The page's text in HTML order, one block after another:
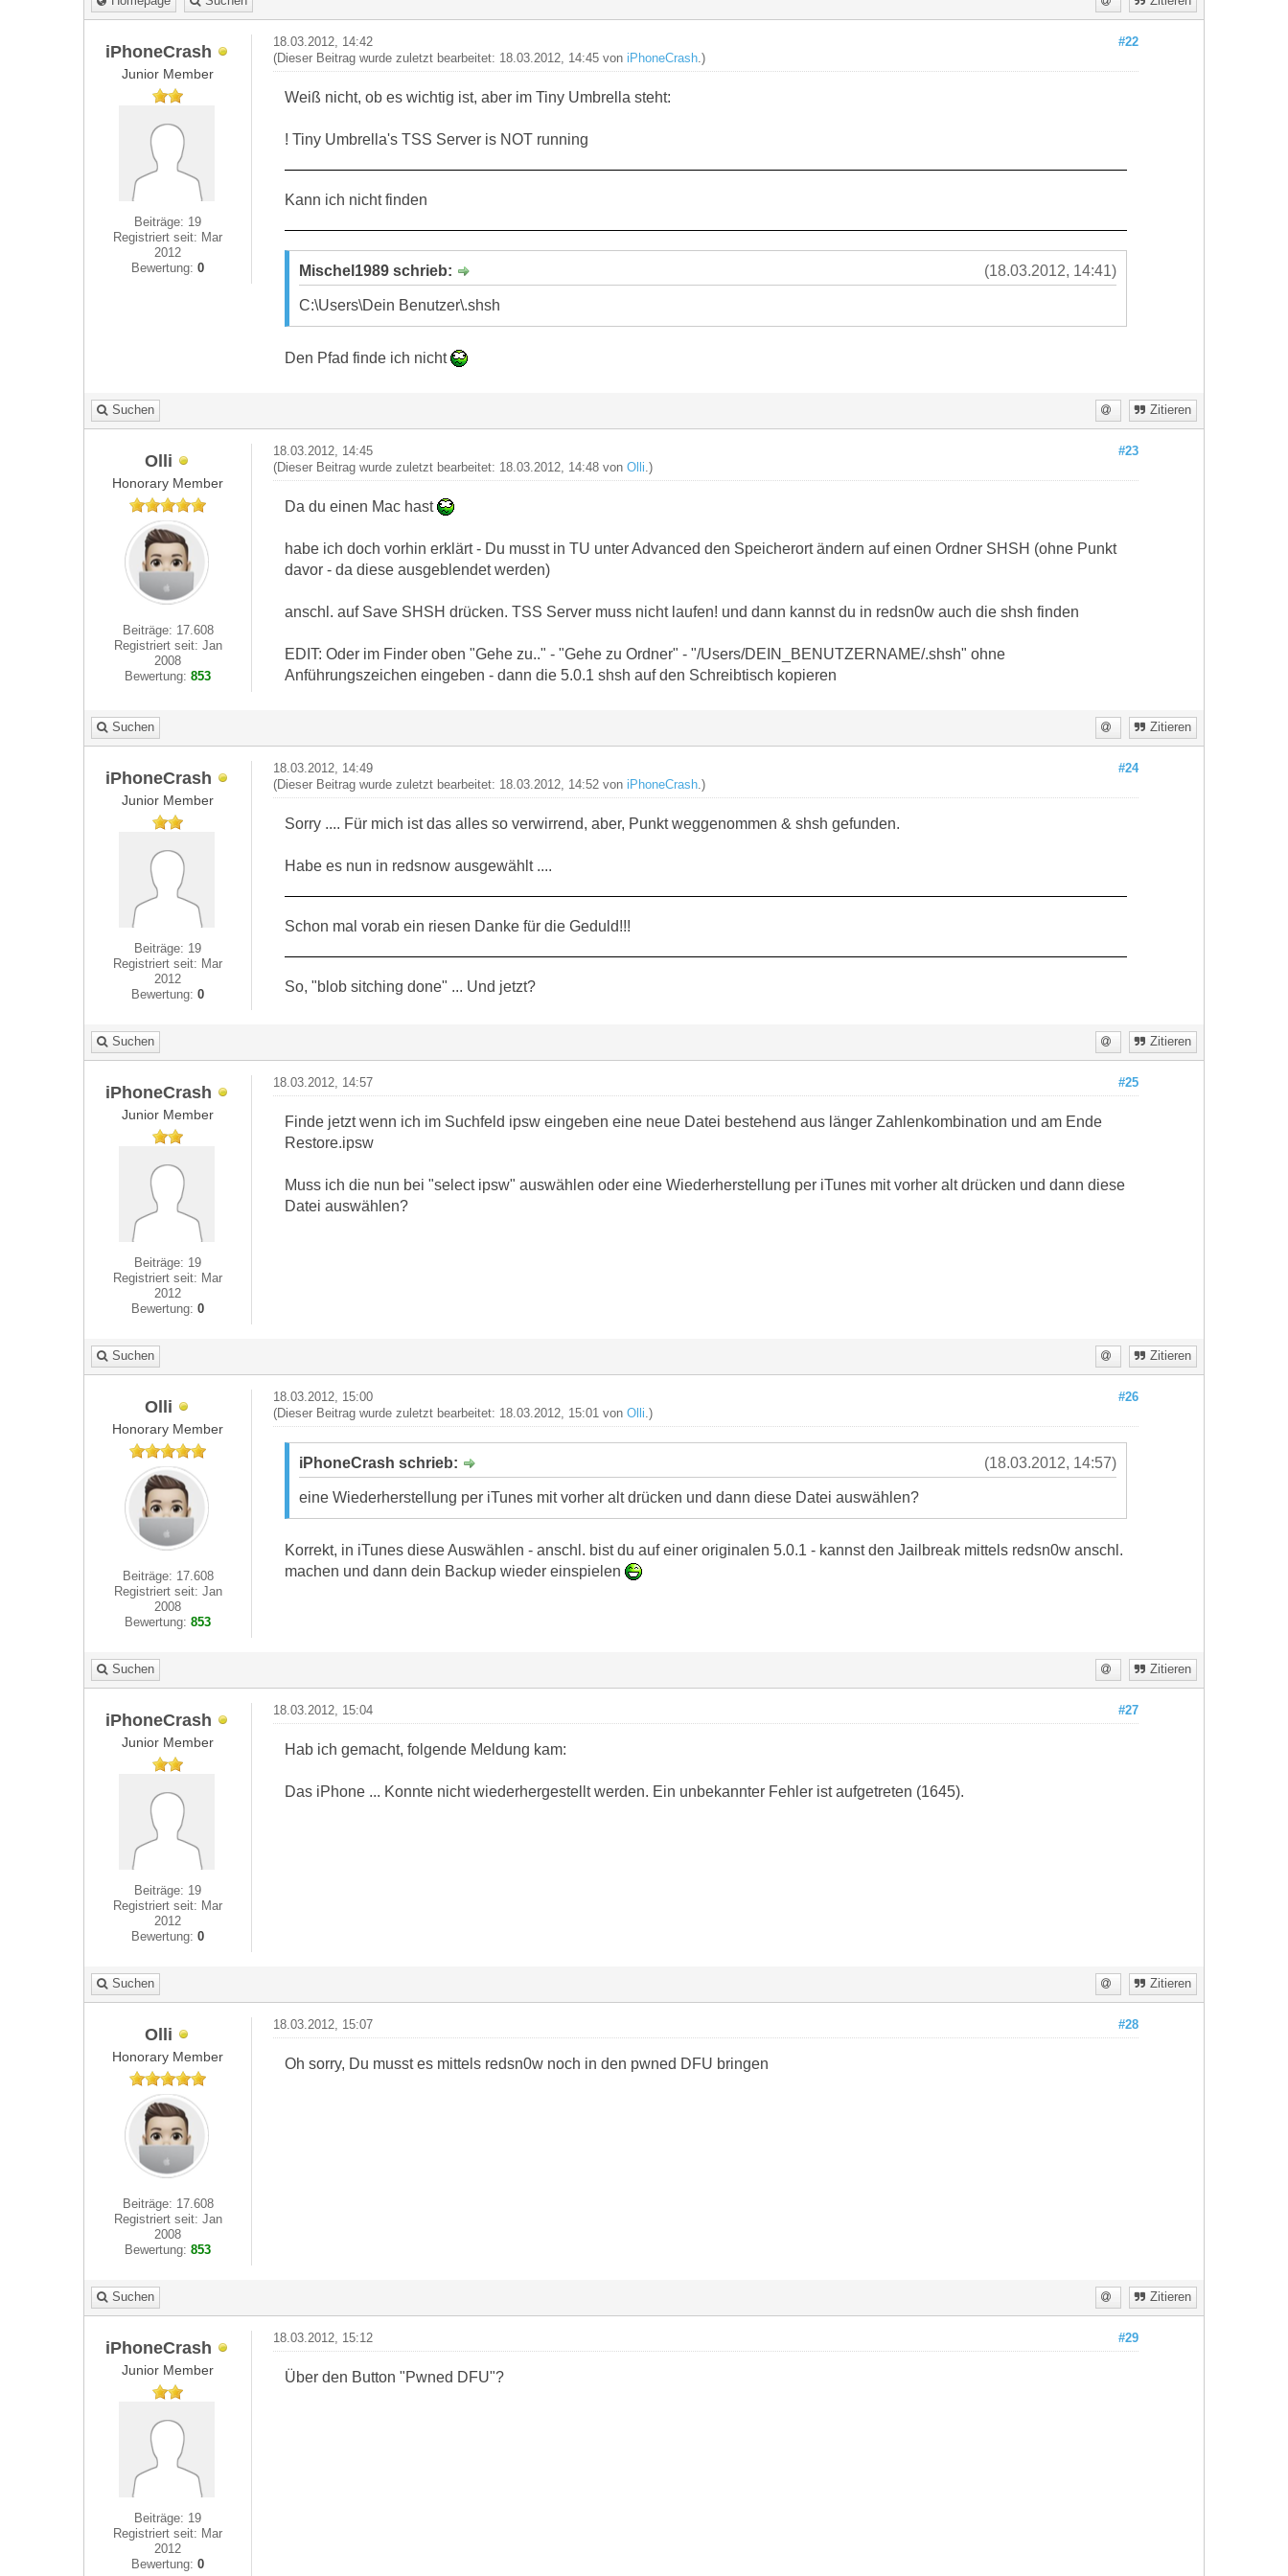
iPhoneCrash
Junior Member
Beiträge: 19
Registriert seit: Mar
2012
Bewertung:0
#22
18.03.2012, 14:42
(Dieser Beitrag wurde zuletzt bearbeitet: 18.03.2012, 14:45 von iPhoneCrash.)
Weiß nicht, ob es wichtig ist, aber im Tiny Umbrella steht:
! Tiny Umbrella's TSS Server is NOT running
Kann ich nicht finden
(18.03.2012, 14:41)
Mischel1989 schrieb:
C:\Users\Dein Benutzer\.shsh
Den Pfad finde ich nicht
Suchen Zitieren
Olli
Honorary Member
Beiträge: 17.608
Registriert seit: Jan
2008
Bewertung:853
#23
18.03.2012, 14:45
(Dieser Beitrag wurde zuletzt bearbeitet: 18.03.2012, 14:48 von Olli .)
Da du einen Mac hast
habe ich doch vorhin erklärt - Du musst in TU unter Advanced den Speicherort ändern auf einen Ordner SHSH (ohne Punkt
davor - da diese ausgeblendet werden)
anschl. auf Save SHSH drücken. TSS Server muss nicht laufen! und dann kannst du in redsn0w auch die shsh finden
EDIT: Oder im Finder oben "Gehe zu.." - "Gehe zu Ordner" - "/Users/DEIN_BENUTZERNAME/.shsh" ohne
Anführungszeichen eingeben - dann die 5.0.1 shsh auf den Schreibtisch kopieren
Suchen Zitieren
iPhoneCrash
Junior Member
Beiträge: 19
Registriert seit: Mar
2012
Bewertung:0
#24
18.03.2012, 14:49
(Dieser Beitrag wurde zuletzt bearbeitet: 18.03.2012, 14:52 von iPhoneCrash.)
Sorry .... Für mich ist das alles so verwirrend, aber, Punkt weggenommen & shsh gefunden.
Habe es nun in redsnow ausgewählt ....
Schon mal vorab ein riesen Danke für die Geduld!!!
So, "blob sitching done" ... Und jetzt?
Suchen Zitieren
iPhoneCrash
Junior Member
Beiträge: 19
Registriert seit: Mar
2012
Bewertung:0
#25
18.03.2012, 14:57
Finde jetzt wenn ich im Suchfeld ipsw eingeben eine neue Datei bestehend aus länger Zahlenkombination und am Ende
Restore.ipsw
Muss ich die nun bei "select ipsw" auswählen oder eine Wiederherstellung per iTunes mit vorher alt drücken und dann diese
Datei auswählen?
Suchen Zitieren
Olli
Honorary Member
Beiträge: 17.608
Registriert seit: Jan
2008
Bewertung:853
#26
18.03.2012, 15:00
(Dieser Beitrag wurde zuletzt bearbeitet: 18.03.2012, 15:01 von Olli .)
(18.03.2012, 14:57)
iPhoneCrash schrieb:
eine Wiederherstellung per iTunes mit vorher alt drücken und dann diese Datei auswählen?
Korrekt, in iTunes diese Auswählen - anschl. bist du auf einer originalen 5.0.1 - kannst den Jailbreak mittels redsn0w anschl.
machen und dann dein Backup wieder einspielen
Suchen Zitieren
iPhoneCrash
Junior Member
Beiträge: 19
Registriert seit: Mar
2012
Bewertung:0
#27
18.03.2012, 15:04
Hab ich gemacht, folgende Meldung kam:
Das iPhone ... Konnte nicht wiederhergestellt werden. Ein unbekannter Fehler ist aufgetreten (1645).
Suchen Zitieren
Olli
Honorary Member
Beiträge: 17.608
Registriert seit: Jan
2008
Bewertung:853
#28
18.03.2012, 15:07
Oh sorry, Du musst es mittels redsn0w noch in den pwned DFU bringen
Suchen Zitieren
iPhoneCrash
Junior Member
Beiträge: 19
Registriert seit: Mar
2012
Bewertung:0
#29
18.03.2012, 15:12
Über den Button "Pwned DFU"?